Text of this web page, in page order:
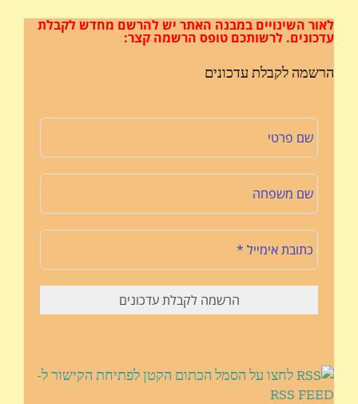
לאור השינויים במבנה האתר יש להרשם מחדש לקבלת
עדכונים. לרשותכם טופס הרשמה קצר:
הרשמה לקבלת עדכונים
לחצו על הסמל הכתום הקטן לפתיחת הקישור ל-
RSS FEED